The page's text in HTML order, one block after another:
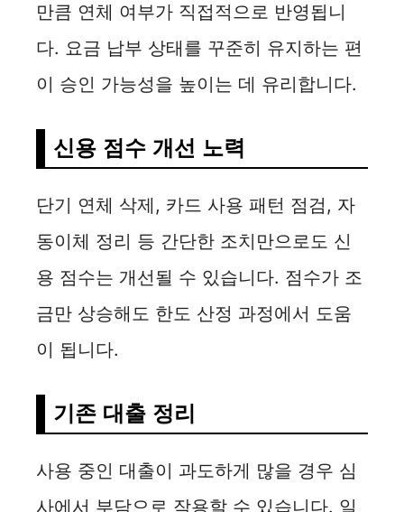
만큼 연체 여부가 직접적으로 반영됩니
다. 요금 납부 상태를 꾸준히 유지하는 편
이 승인 가능성을 높이는 데 유리합니다.
신용 점수 개선 노력
단기 연체 삭제, 카드 사용 패턴 점검, 자
동이체 정리 등 간단한 조치만으로도 신
용 점수는 개선될 수 있습니다. 점수가 조
금만 상승해도 한도 산정 과정에서 도움
이 됩니다.
기존 대출 정리
사용 중인 대출이 과도하게 많을 경우 심
사에서 부담으로 작용할 수 있습니다. 일